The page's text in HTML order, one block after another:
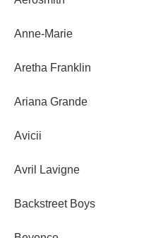
Anne-Marie
Aretha Franklin
Ariana Grande
Avicii
Avril Lavigne
Backstreet Boys